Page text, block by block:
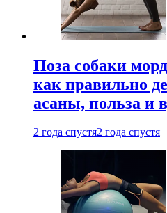
Поза собаки
как правильно
асаны, польза и
2 года спустя2 года спустя